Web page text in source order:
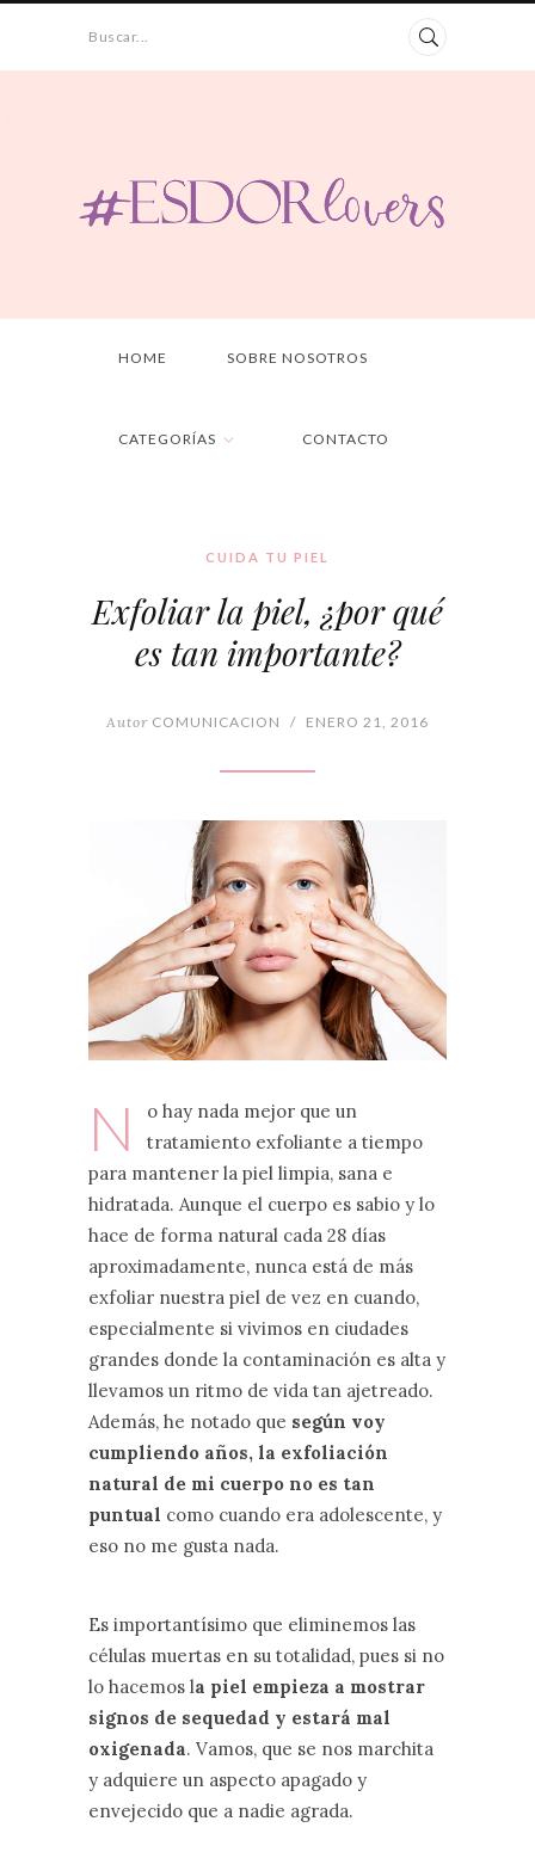
Buscar...
HOME SOBRE NOSOTROS
CATEGORÍAS CONTACTO
CUIDA TU PIEL
Exfoliar la piel, ¿por qué
es tan importante?
Autor COMUNICACION / ENERO 21, 2016
N
o hay nada mejor que un
tratamiento exfoliante a tiempo
para mantener la piel limpia, sana e
hidratada. Aunque el cuerpo es sabio y lo
hace de forma natural cada 28 días
aproximadamente, nunca está de más
exfoliar nuestra piel de vez en cuando,
especialmente si vivimos en ciudades
grandes donde la contaminación es alta y
llevamos un ritmo de vida tan ajetreado.
Además, he notado que según voy
cumpliendo años, la exfoliación
natural de mi cuerpo no es tan
puntual como cuando era adolescente, y
eso no me gusta nada.
Es importantísimo que eliminemos las
células muertas en su totalidad, pues si no
lo hacemos la piel empieza a mostrar
signos de sequedad y estará mal
oxigenada. Vamos, que se nos marchita
y adquiere un aspecto apagado y
envejecido que a nadie agrada.